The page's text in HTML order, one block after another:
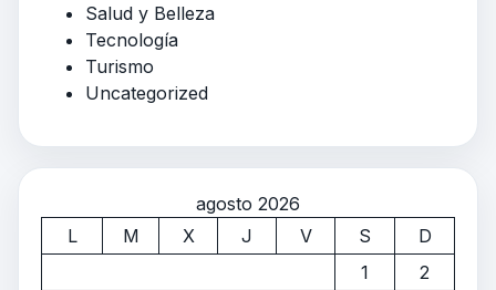
Salud y Belleza
Tecnología
Turismo
Uncategorized
agosto 2026
L
M X J V S
D
1
2